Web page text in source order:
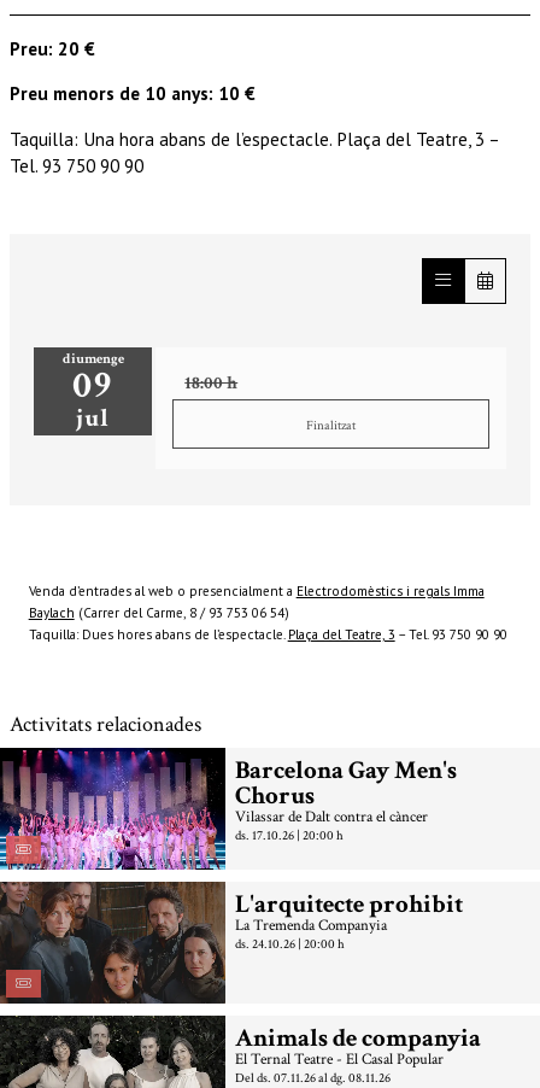
Preu: 20 €
Preu menors de 10 anys: 10 €
Taquilla: Una hora abans de l’espectacle. Plaça del Teatre, 3 –
Tel. 93 750 90 90
diumenge
09
jul
18:00 h
Finalitzat
Venda d’entrades al web o presencialment a Electrodomèstics i regals Imma
Baylach (Carrer del Carme, 8 / 93 753 06 54)
Taquilla: Dues hores abans de l’espectacle. Plaça del Teatre, 3 – Tel. 93 750 90 90
Activitats relacionades
Barcelona Gay Men's
Chorus
Vilassar de Dalt contra el càncer
ds. 17.10.26| 20:00 h
L'arquitecte prohibit
La Tremenda Companyia
ds. 24.10.26| 20:00 h
Animals de companyia
El Ternal Teatre - El Casal Popular
Del ds. 07.11.26al dg. 08.11.26